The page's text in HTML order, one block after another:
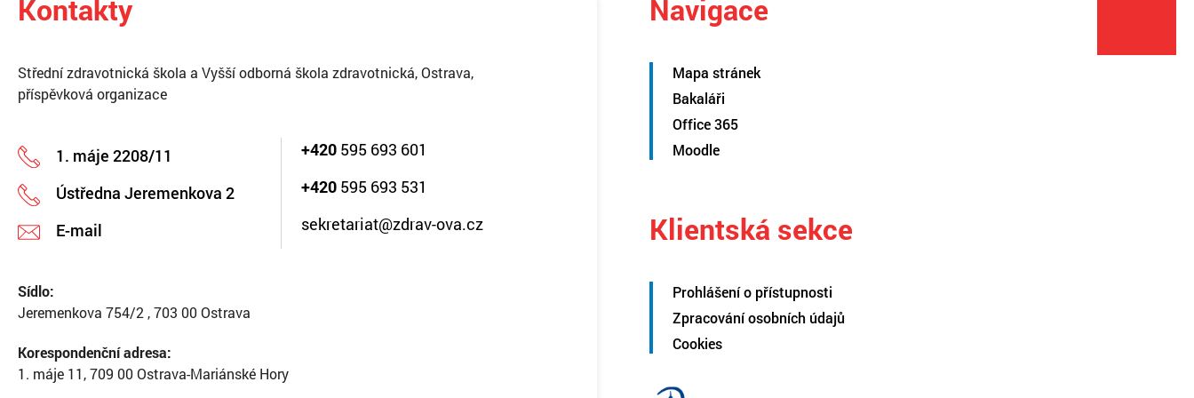
Kontakty
Střední zdravotnická škola a Vyšší odborná škola zdravotnická, Ostrava,
příspěvková organizace
1. máje 2208/11 +420 595 693 601
Ústředna Jeremenkova 2 +420 595 693 531
E-mail sekretariat@zdrav-ova.cz
Sídlo:
Jeremenkova 754/2 , 703 00 Ostrava
Korespondenční adresa:
1. máje 11, 709 00 Ostrava-Mariánské Hory
Navigace
Mapa stránek
Bakaláři
Office 365
Moodle
Klientská sekce
Prohlášení o přístupnosti
Zpracování osobních údajů
Cookies